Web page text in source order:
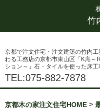
竹
京都で注文住宅・注文建築の竹内
わる工務店の京都市東山区「K庵～
ション～」石・タイルを使った床工
TEL:075-882-7878
京都木の家注文住宅HOME >